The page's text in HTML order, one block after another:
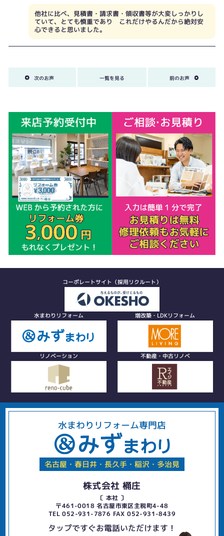
他社に比べ、見積書・請求書・領収書等が大変しっかりし
ていて、とても慎重であり これだけやるんだから絶対安
心できると思いました。
次のお声 一覧を見る 前のお声
コーポレートサイト（採用リクルート）
水まわりリフォーム 増改築・LDKリフォーム
リノベーション 不動産・中古リノベ
水まわりリフォーム専門店
名古屋・春日井・長久手・稲沢・多治見
株式会社 桶庄
〔 本社 〕
〒461-0018 名古屋市東区主税町4-48
TEL 052-931-7876 FAX 052-931-8439
タップですぐお電話いただけます！